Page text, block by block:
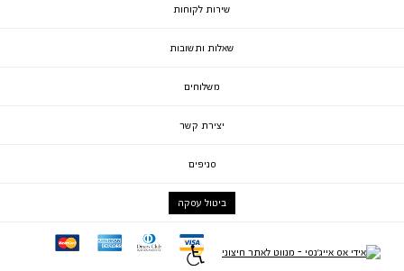
שירות לקוחות
שאלות ותשובות
משלוחים
יצירת קשר
סניפים
ביטול עסקה
visa
diners
ae
mc